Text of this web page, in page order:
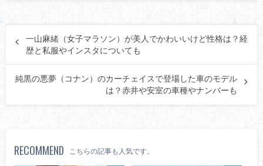
一山麻緒（女子マラソン）が美人でかわいいけど性格は？経
歴と私服やインスタについても
純黒の悪夢（コナン）のカーチェイスで登場した車のモデル
は？赤井や安室の車種やナンバーも
RECOMMEND こちらの記事も人気です。